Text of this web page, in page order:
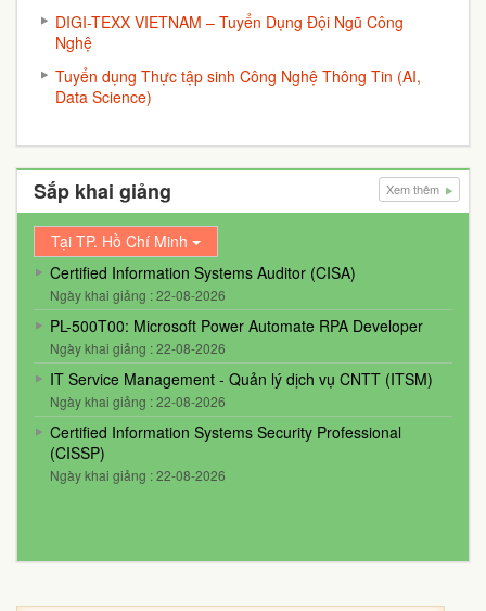
DIGI-TEXX VIETNAM – Tuyển Dụng Đội Ngũ Công
Nghệ
Tuyển dụng Thực tập sinh Công Nghệ Thông Tin (AI,
Data Science)
Sắp khai giảng Xem thêm
Tại TP. Hồ Chí Minh
Certified Information Systems Auditor (CISA)
Ngày khai giảng : 22-08-2026
PL-500T00: Microsoft Power Automate RPA Developer
Ngày khai giảng : 22-08-2026
IT Service Management - Quản lý dịch vụ CNTT (ITSM)
Ngày khai giảng : 22-08-2026
Certified Information Systems Security Professional
(CISSP)
Ngày khai giảng : 22-08-2026